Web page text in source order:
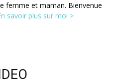
femme et maman. Bienvenue
savoir plus sur moi >